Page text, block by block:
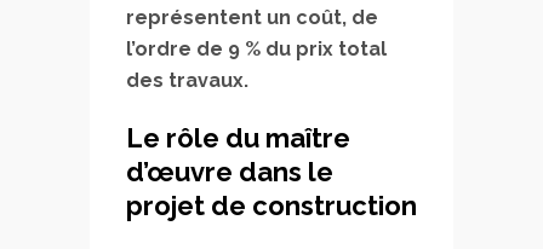
représentent un coût, de
l’ordre de 9 % du prix total
des travaux.
Le rôle du maître
d’œuvre dans le
projet de construction